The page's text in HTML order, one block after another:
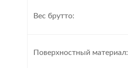
Вес брутто:
Поверхностный материал: